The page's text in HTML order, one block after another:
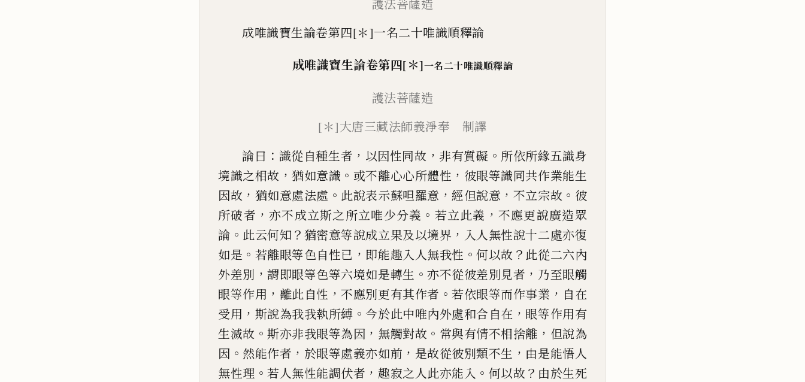
護法菩薩造
成唯識寶生論卷第四[＊]一名二十唯識順釋論
成唯識寶生論卷第四[＊]一名二十唯識順釋論
護法菩薩造
[＊]大唐三藏法師義淨奉 制譯
論曰 ： 識從自種生者 ， 以因性同故 ， 非有質礙 。 所依所緣五識身
境識之相故 ，猶如意識 。 或不離心心所體性 ， 彼眼等識同共作業能生
因故 ， 猶如意處法處 。 此說表示蘇呾羅意 ， 經但說意 ， 不立宗故 。 彼
所破者 ，亦不成立斯之所立唯少分義 。 若立此義 ， 不應更說廣造眾
論 。 此云何知 ？ 猶密意等說成立果及以境界 ， 入人無性說十二處亦復
如是 。 若離眼等色自性已 ， 即能趣入人無我性 。何以故 ？ 此從二六內
外差別 ，謂即眼等色等六境如是轉生 。亦不從彼差別見者 ， 乃至眼觸
眼等作用 ， 離此自性 ，不應別更有其作者 。若依眼等而作事業 ， 自在
受用 ， 斯說為我我執所縛 。 今於此中唯內外處和合自在 ， 眼等作用有
生滅故 。斯亦非我眼等為因 ， 無觸對故 。 常與有情不相捨離 ， 但說為
因 。 然能作者 ， 於眼等處義亦如前 ， 是故從彼別類不生 ， 由是能悟人
無性理 。若人無性能調伏者 ， 趣寂之人此亦能入 。 何以故 ？ 由於生死